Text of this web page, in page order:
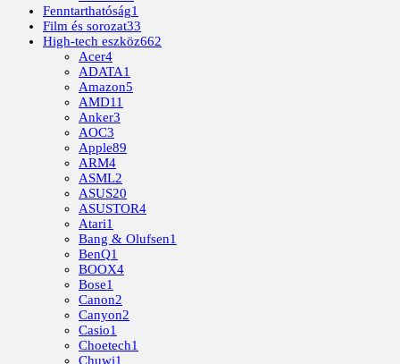
Fenntarthatóság1
Film és sorozat33
High-tech eszköz662
Acer4
ADATA1
Amazon5
AMD11
Anker3
AOC3
Apple89
ARM4
ASML2
ASUS20
ASUSTOR4
Atari1
Bang & Olufsen1
BenQ1
BOOX4
Bose1
Canon2
Canyon2
Casio1
Choetech1
Chuwi1